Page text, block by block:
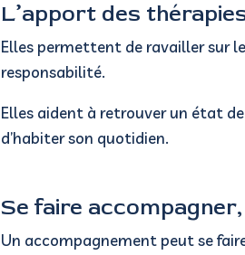
L’apport des
Elles permettent de ravailler sur
responsabilité.
Elles aident à retrouver un état
d’habiter son quotidien.
Se faire
Un accompagnement peut se